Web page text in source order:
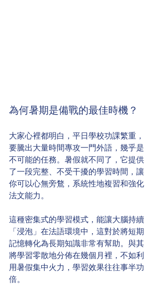
為何暑期是備戰的最佳時機？
大家心裡都明白，平日學校功課繁重，
要騰出大量時間專攻一門外語，幾乎是
不可能的任務。暑假就不同了，它提供
了一段完整、不受干擾的學習時間，讓
你可以心無旁鶩，系統性地複習和強化
法文能力。
這種密集式的學習模式，能讓大腦持續
「浸泡」在法語環境中，這對於將短期
記憶轉化為長期知識非常有幫助。與其
將學習零散地分佈在幾個月裡，不如利
用暑假集中火力，學習效果往往事半功
倍。